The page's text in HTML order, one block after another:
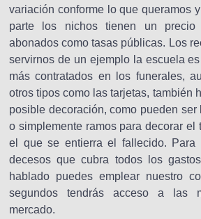
variación conforme lo que queramos
parte los nichos tienen un precio
abonados como tasas públicas. Los
servirnos de un ejemplo la escuela
más contratados en los funerales,
otros tipos como las tarjetas, también
posible decoración, como pueden
o simplemente ramos para decorar el
el que se entierra el fallecido. Para
decesos que cubra todos los
hablado puedes emplear nuestro
segundos tendrás acceso a las
mercado.